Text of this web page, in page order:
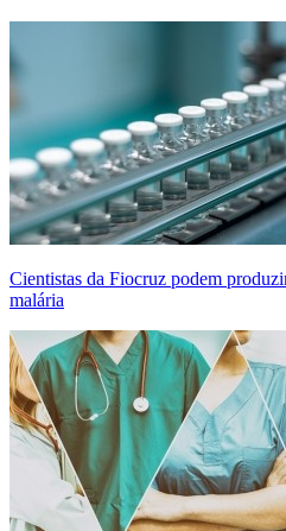
Cientistas da Fiocruz podem
malária